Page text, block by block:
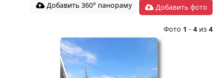
Добавить 360° панораму Добавить фото
Фото 1 -4 из4